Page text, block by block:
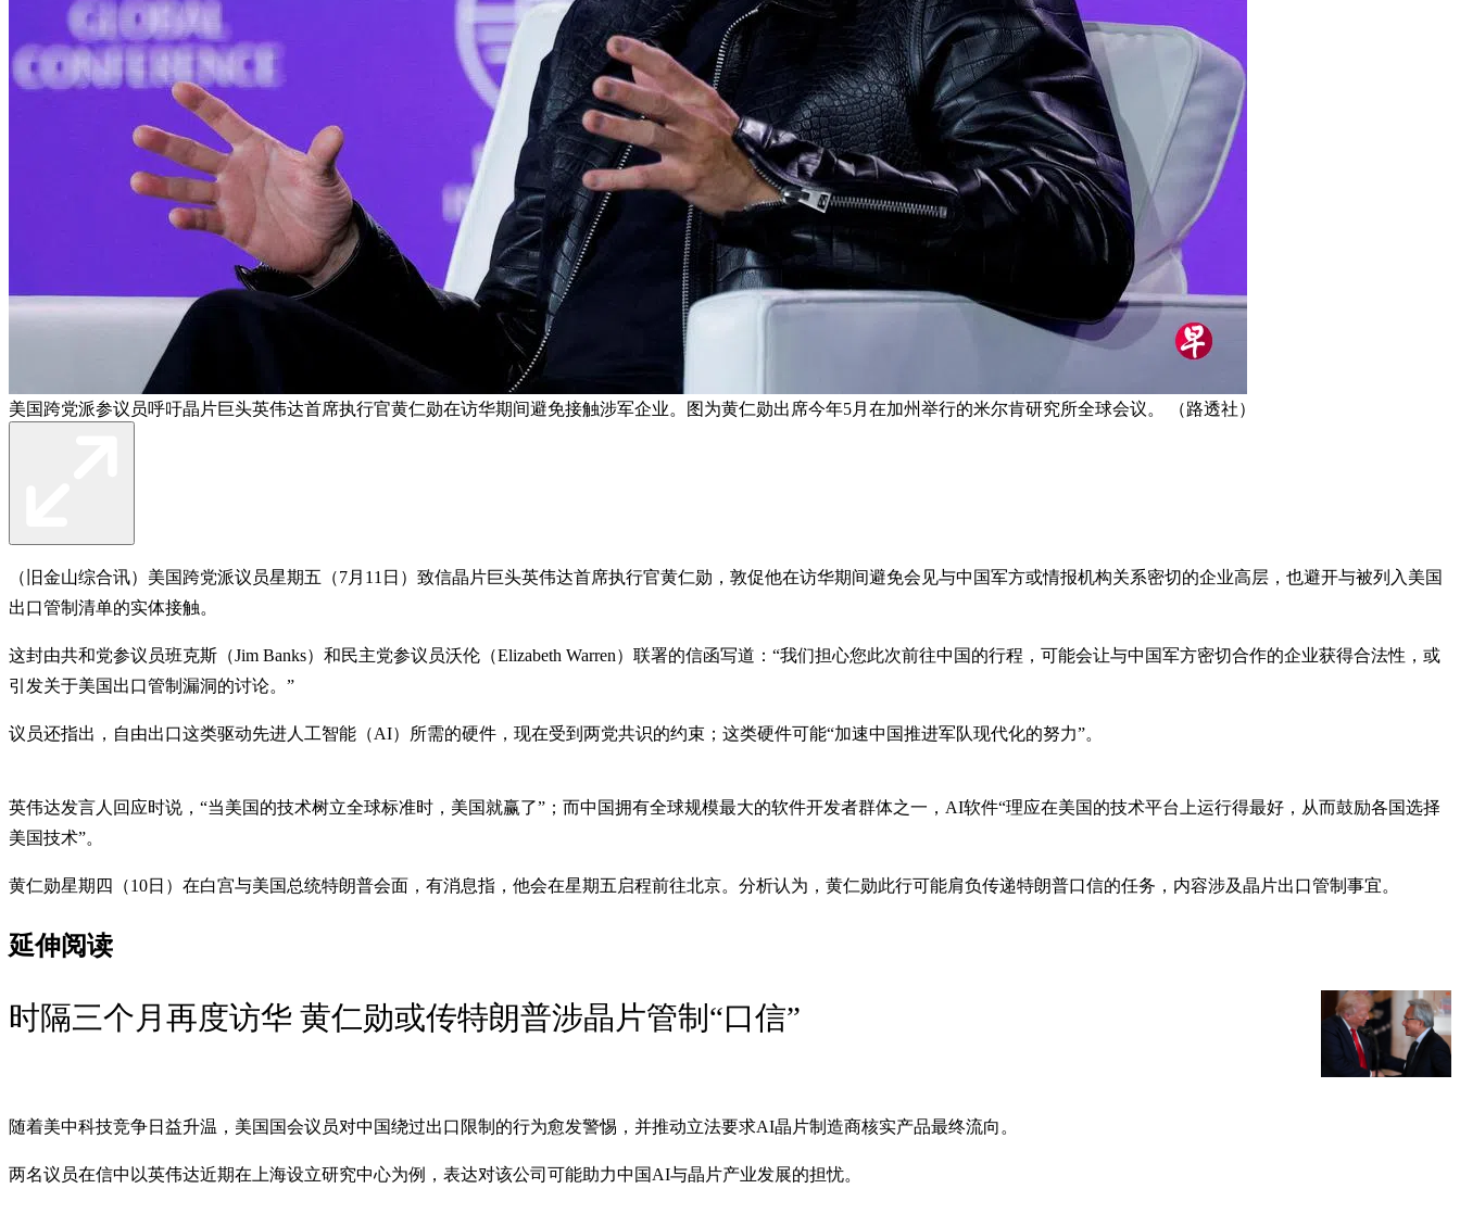
美国跨党派参议员呼吁晶片巨头英伟达首席执行官黄仁勋在访华期间避免接触涉军企业。图为黄仁勋出席今年5月在加州举行的米尔肯研究所全球会议。 （路透社）
（旧金山综合讯）美国跨党派议员星期五（7月11日）致信晶片巨头英伟达首席执行官黄仁勋，敦促他在访华期间避免会见与中国军方或情报机构关系密切的企业高层，也避开与被列入美国
出口管制清单的实体接触。
这封由共和党参议员班克斯（Jim Banks）和民主党参议员沃伦（Elizabeth Warren）联署的信函写道：“我们担心您此次前往中国的行程，可能会让与中国军方密切合作的企业获得合法性，或
引发关于美国出口管制漏洞的讨论。”
议员还指出，自由出口这类驱动先进人工智能（AI）所需的硬件，现在受到两党共识的约束；这类硬件可能“加速中国推进军队现代化的努力”。
英伟达发言人回应时说，“当美国的技术树立全球标准时，美国就赢了”；而中国拥有全球规模最大的软件开发者群体之一，AI软件“理应在美国的技术平台上运行得最好，从而鼓励各国选择
美国技术”。
黄仁勋星期四（10日）在白宫与美国总统特朗普会面，有消息指，他会在星期五启程前往北京。分析认为，黄仁勋此行可能肩负传递特朗普口信的任务，内容涉及晶片出口管制事宜。
延伸阅读
时隔三个月再度访华 黄仁勋或传特朗普涉晶片管制“口信”
随着美中科技竞争日益升温，美国国会议员对中国绕过出口限制的行为愈发警惕，并推动立法要求AI晶片制造商核实产品最终流向。
两名议员在信中以英伟达近期在上海设立研究中心为例，表达对该公司可能助力中国AI与晶片产业发展的担忧。